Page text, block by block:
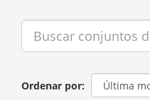
Ordenar por